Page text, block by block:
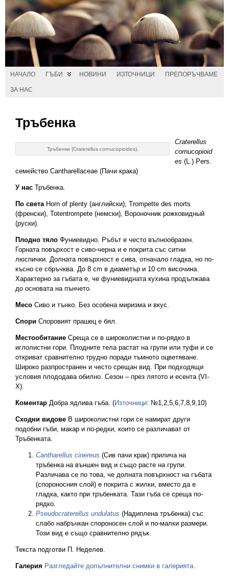
НАЧАЛО ГЪБИ НОВИНИ ИЗТОЧНИЦИ ПРЕПОРЪЧВАМЕ
ЗА НАС
Тръбенка
Тръбенки (Craterellus cornucopioides).
Craterellus
cornucopioid
es (L.) Pers.
семейство Cantharellaceae (Пачи крака)
У нас Тръбенка.
По светаHorn of plenty (английски), Trompette des morts
(френски), Totentrompete (немски), Вороночник рожковидный
(руски).
Плодно тяло Фуниевидно. Ръбът е често вълнообразен.
Горната повърхост е сиво-черна и е покрита със ситни
люспички. Долната повърхност е сива, отначало гладка, но по-
късно се сбръчква. До 8 cm в диаметър и 10 cm височина.
Характерно за гъбата е, че фуниевидната кухина продължава
до основата на пънчето.
Месо Сиво и тънко. Без особена миризма и вкус.
Спори Споровият прашец е бял.
Местообитание Среща се в широколистни и по-рядко в
иглолистни гори. Плодните тела растат на групи или туфи и се
откриват сравнително трудно поради тъмното оцветяване.
Широко разпространен и често срещан вид. При подходящи
условия плододава обилно. Сезон – през лятото и есента (VI-
X).
Коментар Добра ядлива гъба. (Източници: №1,2,5,6,7,8,9,10)
Сходни видове В широколистни гори се намират други
подобни гъби, макар и по-редки, които се различават от
Тръбенката.
Cantharellus cinereus (Сив пачи крак) прилича на
тръбенка на външен вид и също расте на групи.
Различава се по това, че долната повърхност на гъбата
(спороносния слой) е покрита с жилки, вместо да е
гладка, както при тръбенката. Тази гъба се среща по-
рядко.
Pseudocraterellus undulatus (Надиплена тръбенка) със
слабо набръчкан спороносен слой и по-малки размери.
Този вид е също сравнително рядък.
Текста подготви П. Неделев.
Галерия Разгледайте допълнителни снимки в галерията.